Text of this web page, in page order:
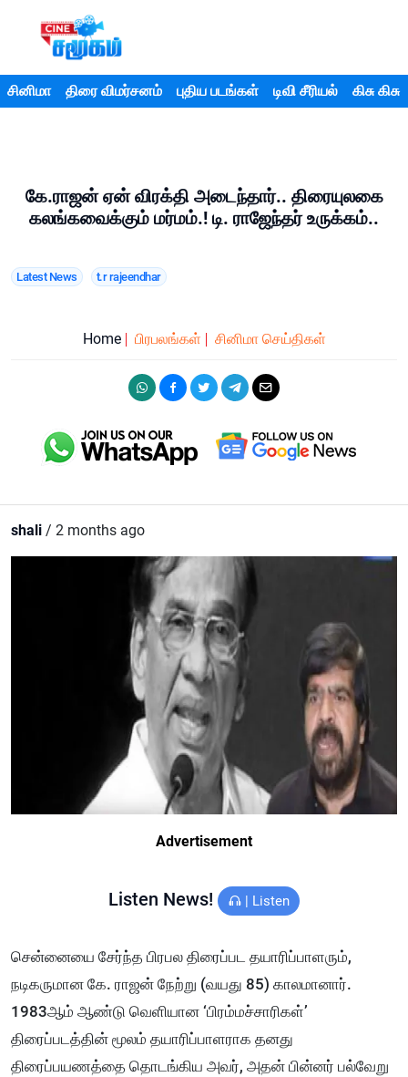
சினிமா திரை விமர்சனம் புதிய படங்கள் டிவி சீரியல் கிசு கிசு
கே.ராஜன் ஏன் விரக்தி அடைந்தார்.. திரையுலகை
கலங்கவைக்கும் மர்மம்.! டி. ராஜேந்தர் உருக்கம்..
Latest News t.r rajeendhar
Home பிரபலங்கள் சினிமா செய்திகள்
shali / 2 months ago
Advertisement
Listen News! | Listen
சென்னையை சேர்ந்த பிரபல திரைப்பட தயாரிப்பாளரும்,
நடிகருமான கே. ராஜன் நேற்று (வயது 85) காலமானார்.
1983ஆம் ஆண்டு வெளியான ‘பிரம்மச்சாரிகள்’
திரைப்படத்தின் மூலம் தயாரிப்பாளராக தனது
திரைப்பயணத்தை தொடங்கிய அவர், அதன் பின்னர் பல்வேறு